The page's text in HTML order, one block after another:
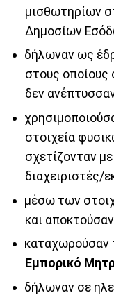
μισθωτηρίων
Δημοσίων
δήλωναν ως
στους οποίους
δεν
στοιχεία
σχετίζονταν
διαχειριστές/
μέσω των
και
καταχωρούσαν
Εμπορικό
δήλωναν σε